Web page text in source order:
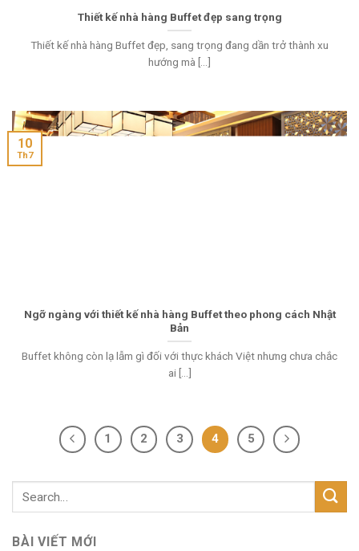
Thiết kế nhà hàng Buffet đẹp sang trọng
Thiết kế nhà hàng Buffet đẹp, sang trọng đang dần trở thành xu
hướng mà [...]
Ngỡ ngàng với thiết kế nhà hàng Buffet theo phong cách Nhật
Bản
Buffet không còn lạ lẫm gì đối với thực khách Việt nhưng chưa chắc
ai [...]
10
Th7
1 2 3 4 5
BÀI VIẾT MỚI